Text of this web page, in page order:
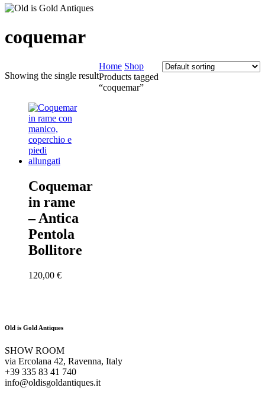
coquemar
Showing the single result
Home Shop
Products tagged
“coquemar”
Coquemar
in rame
– Antica
Pentola
Bollitore
120,00 €
Old is Gold Antiques
SHOW ROOM
via Ercolana 42, Ravenna, Italy
+39 335 83 41 740
info@oldisgoldantiques.it